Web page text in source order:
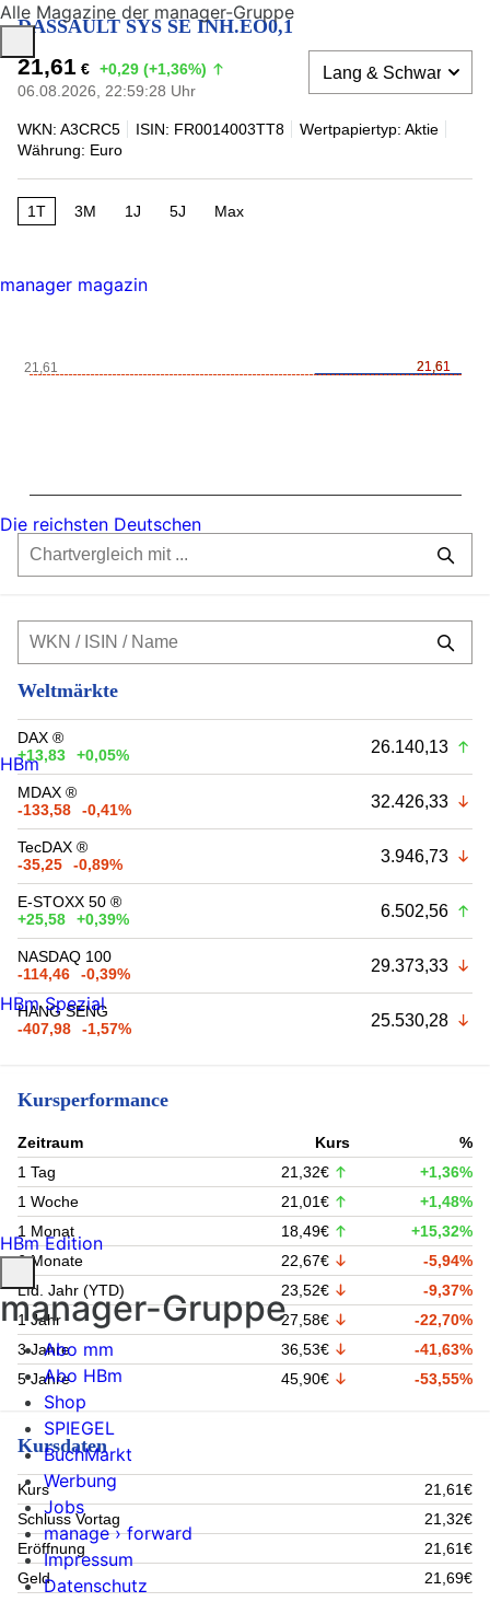
DASSAULT SYS SE INH.EO0,1
21,61 € +0,29 (+1,36%)
06.08.2026, 22:59:28 Uhr
WKN: A3CRC5 ISIN: FR0014003TT8
Wertpapiertyp: Aktie
Währung: Euro
1T 3M 1J 5J Max
21,61
21,61
21,61
Weltmärkte
DAX ®
+13,83
+0,05% 26.140,13
MDAX ®
-133,58
-0,41% 32.426,33
TecDAX ®
-35,25
-0,89% 3.946,73
E-STOXX 50 ®
+25,58
+0,39% 6.502,56
NASDAQ 100
-114,46
-0,39% 29.373,33
HANG SENG
-407,98
-1,57% 25.530,28
Kursperformance
Zeitraum Kurs
%
1 Tag
21,32€
+1,36%
1 Woche
21,01€
+1,48%
1 Monat
18,49€
+15,32%
6 Monate
22,67€
-5,94%
Lfd. Jahr (YTD)
23,52€
-9,37%
1 Jahr
27,58€
-22,70%
3 Jahre
36,53€
-41,63%
5 Jahre
45,90€ -53,55%
Kursdaten
Kurs
21,61€
Schluss Vortag
21,32€
Eröffnung
21,61€
Geld
21,69€
Alle Magazine der manager-Gruppe
manager magazin
Die reichsten Deutschen
HBm
HBm Spezial
HBm Edition
manager-Gruppe
Abo mm
Abo HBm
Shop
SPIEGEL
BuchMarkt
Werbung
Jobs
manage › forward
Impressum
Datenschutz